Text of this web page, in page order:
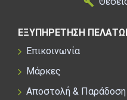
ΕΞΥΠΗΡΕΤΗΣΗ
Επικοινωνία
Μάρκες
Αποστολή & Παράδοση